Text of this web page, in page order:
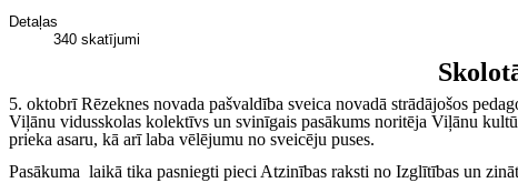
Detaļas
340 skatījumi
5. oktobrī Rēzeknes novada pašvaldība sveica novadā strādājošos
Viļānu vidusskolas kolektīvs un svinīgais pasākums noritēja Viļānu
prieka asaru, kā arī laba vēlējumu no sveicēju puses.
Pasākuma laikā tika pasniegti pieci Atzinības raksti no Izglītības un